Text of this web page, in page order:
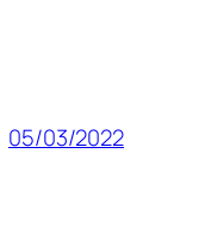
05/03/2022